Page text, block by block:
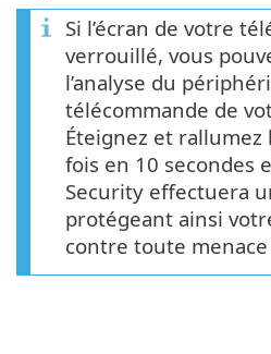
Si l’écran de votre
verrouillé, vous
l’analyse du
télécommande de
Éteignez et
fois en 10 secondes
Security effectuera
protégeant ainsi
contre toute